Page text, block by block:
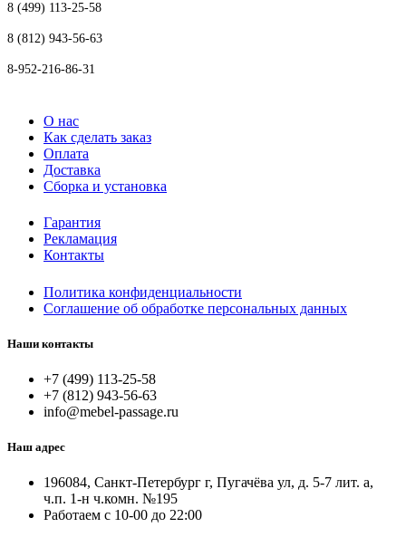
8 (499) 113-25-58
8 (812) 943-56-63
8-952-216-86-31
О нас
Как сделать заказ
Оплата
Доставка
Сборка и установка
Гарантия
Рекламация
Контакты
Политика конфиденциальности
Соглашение об обработке персональных данных
Наши контакты
+7 (499) 113-25-58
+7 (812) 943-56-63
info@mebel-passage.ru
Наш адрес
196084, Санкт-Петербург г, Пугачёва ул, д. 5-7 лит. а,
ч.п. 1-н ч.комн. №195
Работаем с 10-00 до 22:00